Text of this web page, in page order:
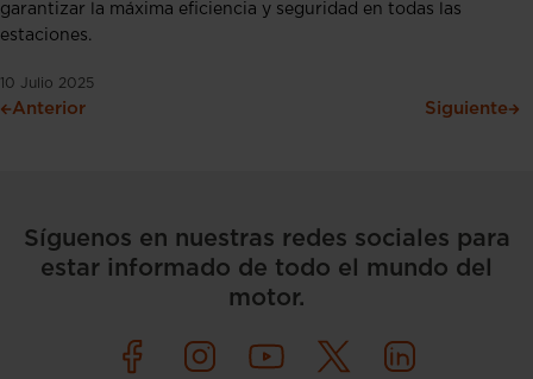
garantizar la máxima eficiencia y seguridad en todas las
estaciones.
10 Julio 2025
Anterior Siguiente
Síguenos en nuestras redes sociales para
estar informado de todo el mundo del
motor.